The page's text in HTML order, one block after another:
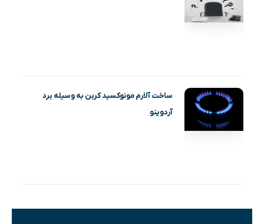
ساخت آلارم مونوکسید کربن به وسیله برد
آردوینو